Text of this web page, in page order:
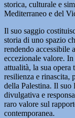
storica, culturale e
Mediterraneo e del
Il suo saggio
storia di uno spazio
rendendo accessibile
eccezionale valore.
attualità, la sua opera
resilienza e rinascita,
della Palestina. Il suo
divulgativa e
raro valore sul
contemporanea.